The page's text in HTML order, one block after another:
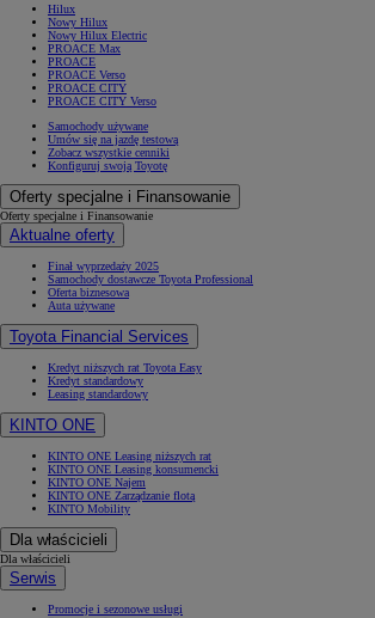
Od
Hilux
Nowy Hilux
Nowy Hilux Electric
PROACE Max
PROACE
PROACE Verso
PROACE CITY
PROACE CITY Verso
Samochody używane
Umów się na jazdę testową
Zobacz wszystkie cenniki
Konfiguruj swoją Toyotę
Oferty specjalne i Finansowanie
Oferty specjalne i Finansowanie
Aktualne oferty
Finał wyprzedaży 2025
Samochody dostawcze Toyota Professional
Oferta biznesowa
Auta używane
Toyota Financial Services
Kredyt niższych rat Toyota Easy
Kredyt standardowy
Leasing standardowy
KINTO ONE
KINTO ONE Leasing niższych rat
KINTO ONE Leasing konsumencki
KINTO ONE Najem
KINTO ONE Zarządzanie flotą
KINTO Mobility
Dla właścicieli
Dla właścicieli
Serwis
Promocje i sezonowe usługi